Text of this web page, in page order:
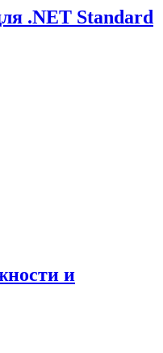
.NET Standard
и